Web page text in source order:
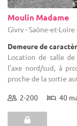
Moulin Madame
Givry - Saône-et-Loire
Demeure de
Location de salle
l'axe nord/sud, à
proche de la sortie
2-200 40